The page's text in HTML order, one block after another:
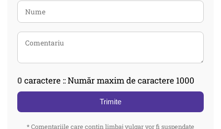
0 caractere :: Număr maxim de caractere 1000
Trimite
* Comentariile care contin limbaj vulgar vor fi suspendate